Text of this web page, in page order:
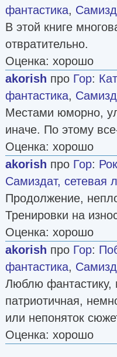
фантастика,
В этой книге
отвратительно.
Оценка: хорошо
akorish про Гор:
фантастика,
Местами юморно,
иначе. По этому
Оценка: хорошо
akorish про Гор:
Самиздат, сетевая
Продолжение,
Тренировки на
Оценка: хорошо
akorish про Гор:
фантастика,
Люблю фантастику,
патриотичная,
или непоняток
Оценка: хорошо